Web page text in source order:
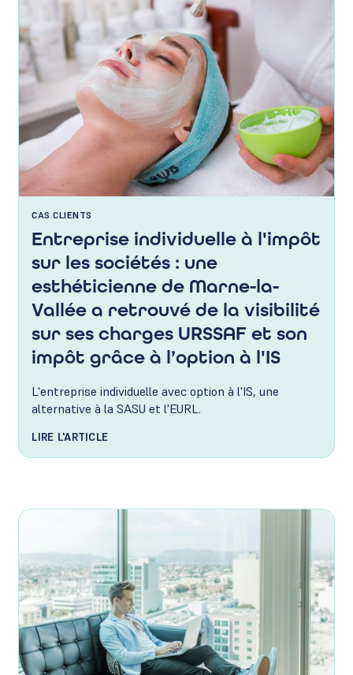
CAS CLIENTS
Entreprise individuelle à l'impôt
sur les sociétés : une
esthéticienne de Marne-la-
Vallée a retrouvé de la visibilité
sur ses charges URSSAF et son
impôt grâce à l’option à l'IS
L'entreprise individuelle avec option à l'IS, une
alternative à la SASU et l'EURL.
LIRE L'ARTICLE